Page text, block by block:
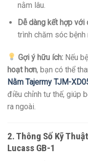
nằm lâu.
Dễ dàng kết hợp
trình chăm sóc bệnh
Gợi ý hữu ích: Nếu
hoạt hơn, bạn có thể
Nằm Tajermy TJM-
điều chỉnh tư thế, giúp
ra ngoài.
2. Thông Số Kỹ
Lucass GB-1